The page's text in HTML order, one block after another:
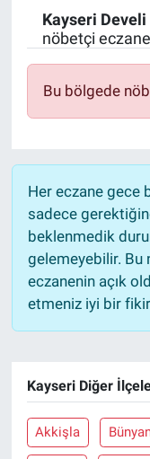
Kayseri Develi
nöbetçi
Bu bölgede
Her eczane gece
sadece
beklenmedik
gelemeyebilir. Bu
eczanenin açık
etmeniz iyi bir
Kayseri Diğer
Akkişla
Politika
Kütahya
Gezi
Genel
Çevre
Yerel
Bilim ve